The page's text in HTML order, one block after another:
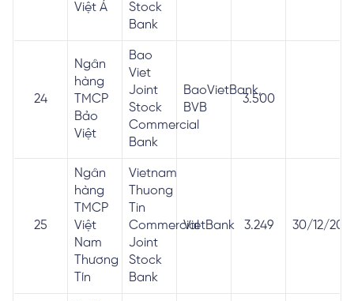
Việt Á
Stock
Bank
24
Ngân
hàng
TMCP
Bảo
Việt
Bao
Viet
Joint
Stock
Commercial
Bank
BaoVietBank,
BVB
3.500
25
Ngân
hàng
TMCP
Việt
Nam
Thương
Tín
Vietnam
Thuong
Tin
Commercial
Joint
Stock
Bank
VietBank 3.249 30/12/2016